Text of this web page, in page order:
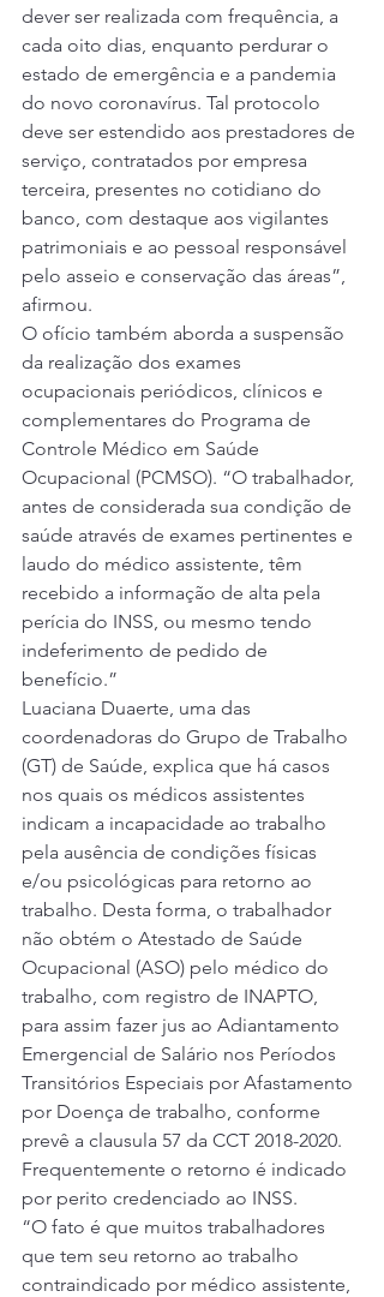
dever ser realizada com frequência, a
cada oito dias, enquanto perdurar o
estado de emergência e a pandemia
do novo coronavírus. Tal protocolo
deve ser estendido aos prestadores de
serviço, contratados por empresa
terceira, presentes no cotidiano do
banco, com destaque aos vigilantes
patrimoniais e ao pessoal responsável
pelo asseio e conservação das áreas”,
afirmou.
O ofício também aborda a suspensão
da realização dos exames
ocupacionais periódicos, clínicos e
complementares do Programa de
Controle Médico em Saúde
Ocupacional (PCMSO). “O trabalhador,
antes de considerada sua condição de
saúde através de exames pertinentes e
laudo do médico assistente, têm
recebido a informação de alta pela
perícia do INSS, ou mesmo tendo
indeferimento de pedido de
benefício.”
Luaciana Duaerte, uma das
coordenadoras do Grupo de Trabalho
(GT) de Saúde, explica que há casos
nos quais os médicos assistentes
indicam a incapacidade ao trabalho
pela ausência de condições físicas
e/ou psicológicas para retorno ao
trabalho. Desta forma, o trabalhador
não obtém o Atestado de Saúde
Ocupacional (ASO) pelo médico do
trabalho, com registro de INAPTO,
para assim fazer jus ao Adiantamento
Emergencial de Salário nos Períodos
Transitórios Especiais por Afastamento
por Doença de trabalho, conforme
prevê a clausula 57 da CCT 2018-2020.
Frequentemente o retorno é indicado
por perito credenciado ao INSS.
“O fato é que muitos trabalhadores
que tem seu retorno ao trabalho
contraindicado por médico assistente,